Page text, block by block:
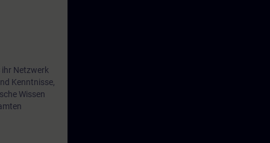
ihr Netzwerk
Kenntnisse,
Wissen